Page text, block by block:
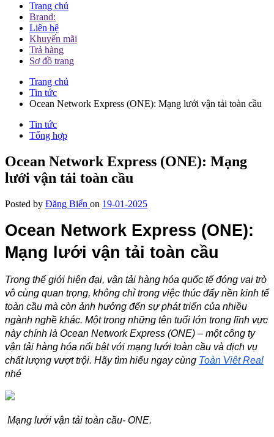
Trang chủ
Brand:
Liên hệ
Khuyến mãi
Trả hàng
Sơ đồ trang
Trang chủ
Tin tức
Ocean Network Express (ONE): Mạng lưới vận tải toàn cầu
Tin tức
Tổng hợp
Ocean Network Express (ONE): Mạng
lưới vận tải toàn cầu
Posted by Đăng Biển on 19-01-2025
Ocean Network Express (ONE):
Mạng lưới vận tải toàn cầu
Trong thế giới hiện đại, vận tải hàng hóa quốc tế đóng vai trò
vô cùng quan trọng, không chỉ trong việc thúc đẩy nền kinh tế
toàn cầu mà còn ảnh hưởng đến sự phát triển của nhiều
ngành nghề khác. Một trong những tên tuổi lớn trong lĩnh vực
này chính là Ocean Network Express (ONE) – một công ty
vận tải hàng hóa nổi bật với mạng lưới toàn cầu và dịch vụ
chất lượng vượt trội. Hãy tìm hiểu ngay cùng Toàn Việt Real
nhé
Mạng lưới vận tải toàn cầu- ONE.